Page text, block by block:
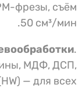
фрезы, съём
50 см³/мин.
.
МДФ, ДСП,
— для всех